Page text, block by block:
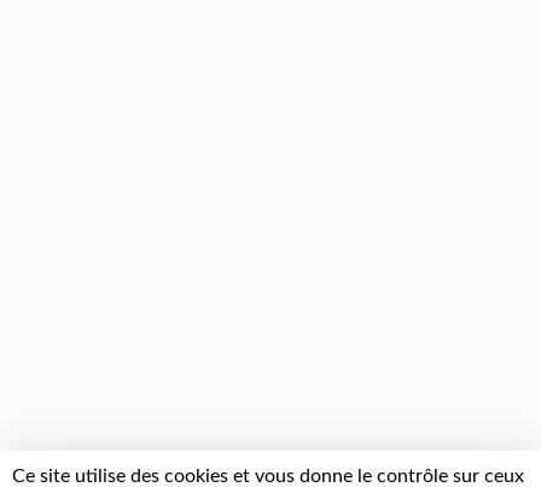
Ce site utilise des cookies et vous donne le contrôle sur ceux